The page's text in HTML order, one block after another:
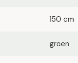
150 cm
groen